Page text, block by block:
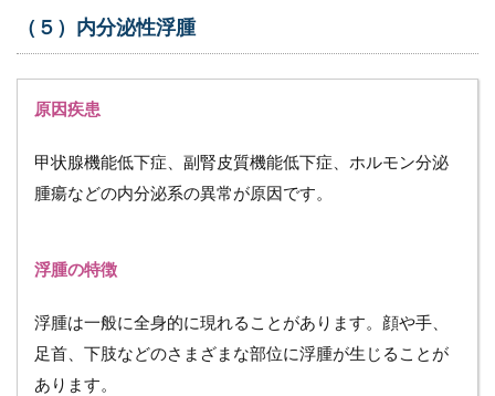
5.4
Ⅱ期
後期
5.5
6
在
浮
腫
ア
に
お
け
（５）内分泌性浮腫
原因疾患
甲状腺機能低下症、副腎皮質機能低下症、ホルモン分泌
腫瘍などの内分泌系の異常が原因です。
浮腫の特徴
浮腫は一般に全身的に現れることがあります。顔や手、
足首、下肢などのさまざまな部位に浮腫が生じることが
あります。